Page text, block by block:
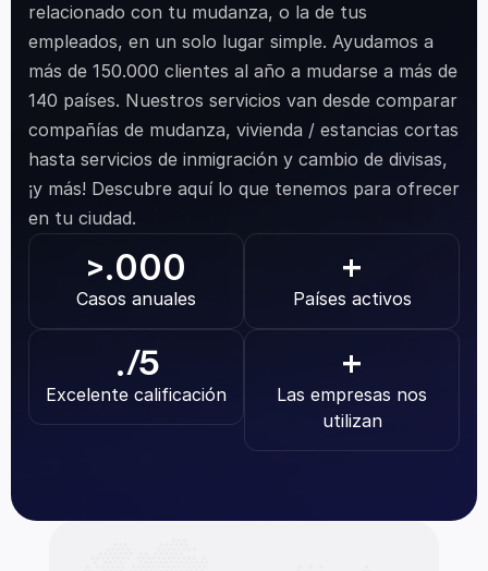
relacionado con tu mudanza, o la de tus
empleados, en un solo lugar simple. Ayudamos a
más de 150.000 clientes al año a mudarse a más de
140 países. Nuestros servicios van desde comparar
compañías de mudanza, vivienda / estancias cortas
hasta servicios de inmigración y cambio de divisas,
¡y más! Descubre aquí lo que tenemos para ofrecer
en tu ciudad.
>.000
Casos anuales
+
Países activos
./5
Excelente calificación
+
Las empresas nos
utilizan